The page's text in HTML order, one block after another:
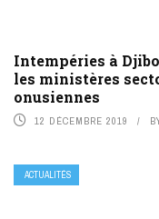
Intempéries à
les ministères
onusiennes
12 DÉCEMBRE 2019
ACTUALITÉS